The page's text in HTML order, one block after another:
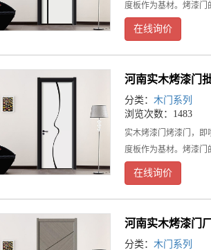
度板作为基材。烤漆门
在线询价
河南实木烤漆门
分类： 木门系列
浏览次数：1483
实木烤漆门烤漆门，
度板作为基材。烤漆门
在线询价
河南实木烤漆门
分类： 木门系列